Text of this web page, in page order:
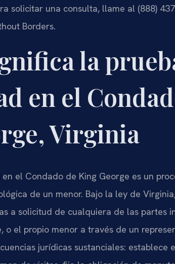
solicitar una consulta, llame al (888)
Borders.
la
en el
Virginia
el Condado de King George es un
de un menor. Bajo la ley de
a solicitud de cualquiera de las partes
o el propio menor a través de un
jurídicas sustanciales: establece